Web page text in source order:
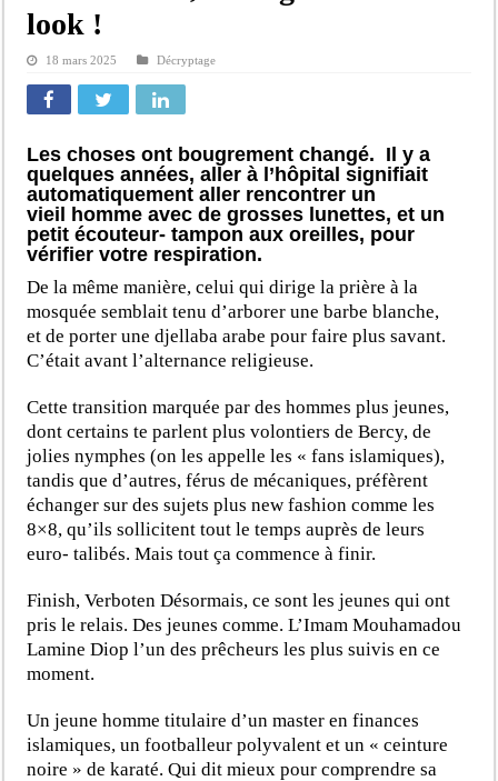
look !
18 mars 2025 Décryptage
Les choses ont bougrement changé. Il y a
quelques années, aller à l’hôpital signifiait
automatiquement aller rencontrer un
vieil homme avec de grosses lunettes, et un
petit écouteur- tampon aux oreilles, pour
vérifier votre respiration.
De la même manière, celui qui dirige la prière à la
mosquée semblait tenu d’arborer une barbe blanche,
et de porter une djellaba arabe pour faire plus savant.
C’était avant l’alternance religieuse.
Cette transition marquée par des hommes plus jeunes,
dont certains te parlent plus volontiers de Bercy, de
jolies nymphes (on les appelle les « fans islamiques),
tandis que d’autres, férus de mécaniques, préfèrent
échanger sur des sujets plus new fashion comme les
8×8, qu’ils sollicitent tout le temps auprès de leurs
euro- talibés. Mais tout ça commence à finir.
Finish, Verboten Désormais, ce sont les jeunes qui ont
pris le relais. Des jeunes comme. L’Imam Mouhamadou
Lamine Diop l’un des prêcheurs les plus suivis en ce
moment.
Un jeune homme titulaire d’un master en finances
islamiques, un footballeur polyvalent et un « ceinture
noire » de karaté. Qui dit mieux pour comprendre sa